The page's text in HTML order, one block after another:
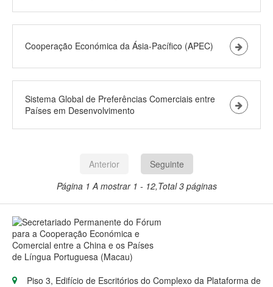
Cooperação Económica da Ásia-Pacífico (APEC)
Sistema Global de Preferências Comerciais entre
Países em Desenvolvimento
Anterior
Seguinte
Página 1 A mostrar 1 - 12,Total 3 páginas
Piso 3, Edifício de Escritórios do Complexo da Plataforma de